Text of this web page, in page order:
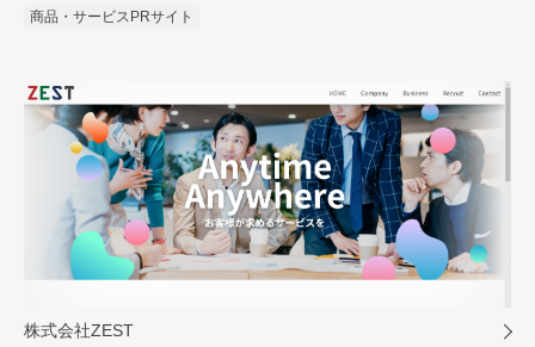
商品・サービスPRサイト
株式会社ZEST